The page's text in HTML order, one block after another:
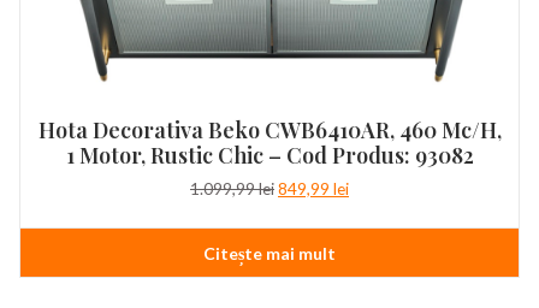
Hota Decorativa Beko CWB6410AR, 460 Mc/h,
1 Motor, Rustic Chic – Cod Produs: 93082
1.099,99leiPrețul
a
fost:
1.099,99 lei.
849,99 leiPrețul
este:
Citește mai mult